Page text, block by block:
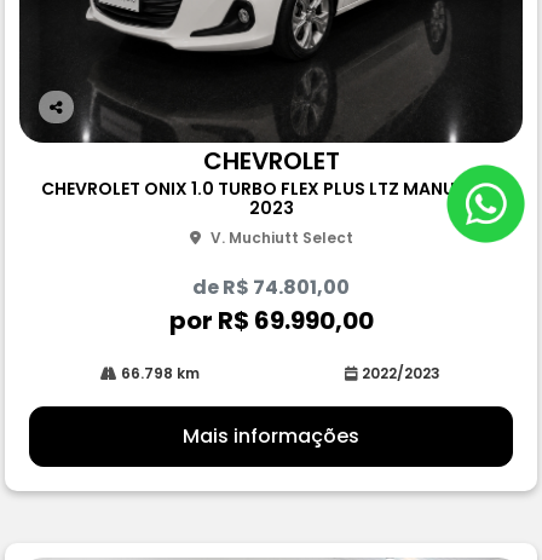
Co
rtil
CHEVROLET
CHEVROLET ONIX 1.0 TURBO FLEX PLUS LTZ MANUAL 4P
2023
V. Muchiutt Select
de R$ 74.801,00
por R$ 69.990,00
66.798 km 2022/2023
Mais informações